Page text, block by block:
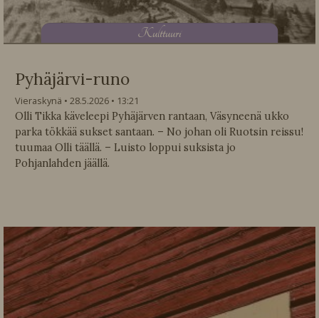
Kulttuuri
Pyhäjärvi-runo
Vieraskynä 28.5.2026
13:21
Olli Tikka käveleepi Pyhäjärven rantaan, Väsyneenä ukko
parka tökkää sukset santaan. – No johan oli Ruotsin reissu!
tuumaa Olli täällä. – Luisto loppui suksista jo
Pohjanlahden jäällä.